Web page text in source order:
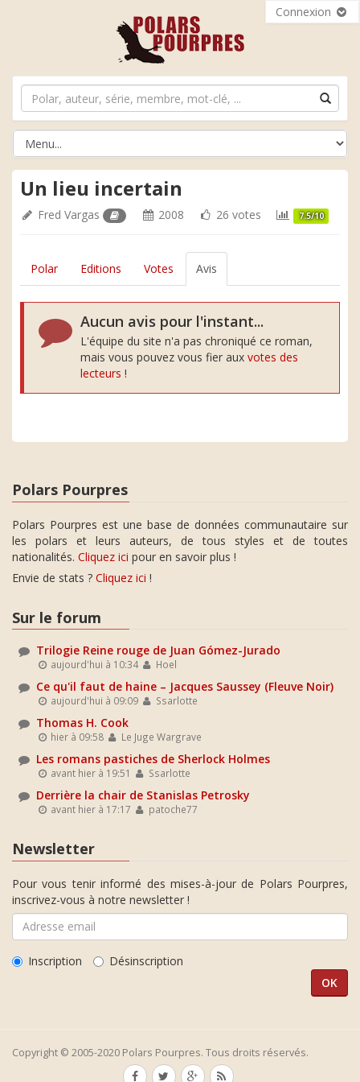
Connexion
Un lieu incertain
Fred Vargas 2008 26 votes 7.5/10
Polar Editions Votes Avis
Aucun avis pour l'instant...
L'équipe du site n'a pas chroniqué ce roman,
mais vous pouvez vous fier aux votes des
lecteurs !
Polars Pourpres
Polars Pourpres est une base de données communautaire sur
les polars et leurs auteurs, de tous styles et de toutes
nationalités. Cliquez ici pour en savoir plus !
Envie de stats ? Cliquez ici !
Sur le forum
Trilogie Reine rouge de Juan Gómez-Jurado
aujourd'hui à 10:34 Hoel
Ce qu'il faut de haine – Jacques Saussey (Fleuve Noir)
aujourd'hui à 09:09 Ssarlotte
Thomas H. Cook
hier à 09:58 Le Juge Wargrave
Les romans pastiches de Sherlock Holmes
avant hier à 19:51 Ssarlotte
Derrière la chair de Stanislas Petrosky
avant hier à 17:17 patoche77
Newsletter
Pour vous tenir informé des mises-à-jour de Polars Pourpres,
inscrivez-vous à notre newsletter !
Inscription Désinscription
Copyright © 2005-2020 Polars Pourpres. Tous droits réservés.